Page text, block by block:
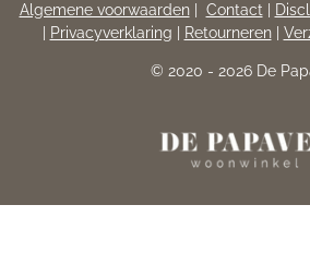
B
O
K
A
G
A
Algemene voorwaarden| Contact|
Privacyverklaring Retourneren|
© 2020 - 2026 De